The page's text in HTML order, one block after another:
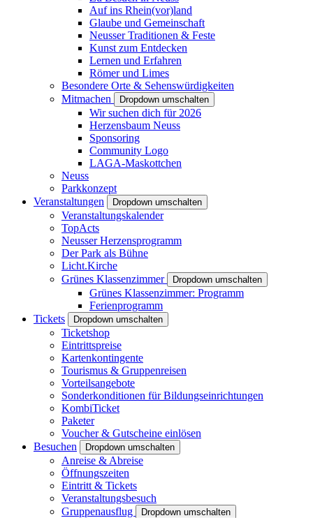
Auf ins Rhein(vor)land
Glaube und Gemeinschaft
Neusser Traditionen & Feste
Kunst zum Entdecken
Lernen und Erfahren
Römer und Limes
Besondere Orte & Sehenswürdigkeiten
Mitmachen
Dropdown umschalten
Wir suchen dich für 2026
Herzensbaum Neuss
Sponsoring
Community Logo
LAGA-Maskottchen
Neuss
Parkkonzept
Veranstaltungen
Dropdown umschalten
Veranstaltungskalender
TopActs
Neusser Herzensprogramm
Der Park als Bühne
Licht.Kirche
Grünes Klassenzimmer
Dropdown umschalten
Grünes Klassenzimmer: Programm
Ferienprogramm
Tickets
Dropdown umschalten
Ticketshop
Eintrittspreise
Kartenkontingente
Tourismus & Gruppenreisen
Vorteilsangebote
Sonderkonditionen für Bildungseinrichtungen
KombiTicket
Paketer
Voucher & Gutscheine einlösen
Besuchen
Dropdown umschalten
Anreise & Abreise
Öffnungszeiten
Eintritt & Tickets
Veranstaltungsbesuch
Gruppenausflug
Dropdown umschalten